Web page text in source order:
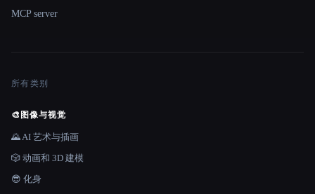
MCP server
所有类别
🎨 图像与视觉
🌄 AI 艺术与插画
🎲 动画和 3D 建模
😎 化身